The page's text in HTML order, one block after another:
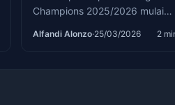
Champions 2025/2026 mulai
persaingan menuju trofi Si
Alfandi Alonzo·25/03/2026 2